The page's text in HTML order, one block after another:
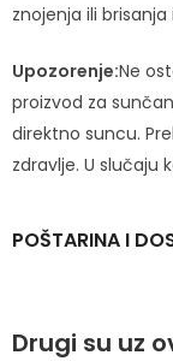
znojenja ili
Upozorenje:Ne
proizvod za
direktno suncu.
zdravlje. U slučaju
POŠTARINA I
Drugi su uz